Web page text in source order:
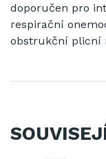
doporučen pro
respirační
obstrukční plicní